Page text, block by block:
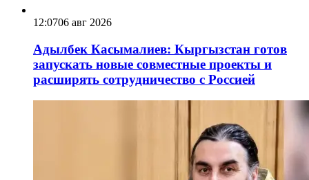
12:0706 авг 2026
Адылбек Касымалиев: Кыргызстан готов
запускать новые совместные проекты и
расширять сотрудничество с Россией